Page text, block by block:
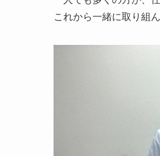
これから一緒に取り組